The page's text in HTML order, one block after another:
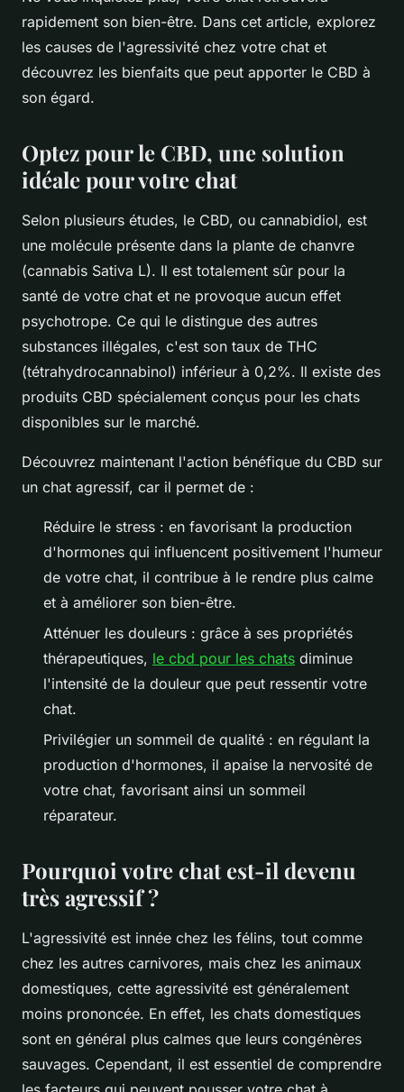
rapidement son bien-être. Dans cet article, explorez
les causes de l'agressivité chez votre chat et
découvrez les bienfaits que peut apporter le CBD à
son égard.
Optez pour le CBD, une solution
idéale pour votre chat
Selon plusieurs études, le CBD, ou cannabidiol, est
une molécule présente dans la plante de chanvre
(cannabis Sativa L). Il est totalement sûr pour la
santé de votre chat et ne provoque aucun effet
psychotrope. Ce qui le distingue des autres
substances illégales, c'est son taux de THC
(tétrahydrocannabinol) inférieur à 0,2%. Il existe des
produits CBD spécialement conçus pour les chats
disponibles sur le marché.
Découvrez maintenant l'action bénéfique du CBD sur
un chat agressif, car il permet de :
Réduire le stress : en favorisant la production
d'hormones qui influencent positivement l'humeur
de votre chat, il contribue à le rendre plus calme
et à améliorer son bien-être.
Atténuer les douleurs : grâce à ses propriétés
thérapeutiques, le cbd pour les chats diminue
l'intensité de la douleur que peut ressentir votre
chat.
Privilégier un sommeil de qualité : en régulant la
production d'hormones, il apaise la nervosité de
votre chat, favorisant ainsi un sommeil
réparateur.
Pourquoi votre chat est-il devenu
très agressif ?
L'agressivité est innée chez les félins, tout comme
chez les autres carnivores, mais chez les animaux
domestiques, cette agressivité est généralement
moins prononcée. En effet, les chats domestiques
sont en général plus calmes que leurs congénères
sauvages. Cependant, il est essentiel de comprendre